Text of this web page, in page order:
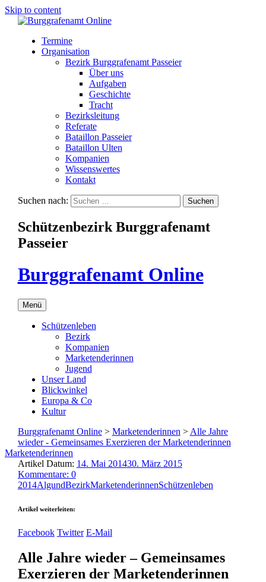
Skip to content
Termine
Organisation
Bezirk Burggrafenamt Passeier
Über uns
Aufgaben
Geschichte
Tracht
Bezirksleitung
Referate
Bataillon Passeier
Bataillon Ulten
Kompanien
Wissenswertes
Kontakt
Suchen nach:
Schützenbezirk Burggrafenamt
Passeier
Burggrafenamt Online
Menü
Schützenleben
Bezirk
Kompanien
Marketenderinnen
Jugend
Unser Land
Blickwinkel
Europa & Co
Kultur
Burggrafenamt Online> Marketenderinnen > Alle Jahre
wieder - Gemeinsames Exerzieren der Marketenderinnen
Marketenderinnen
Artikel Datum: 14. Mai 201430. März 2015
Kommentare: 0
2014AlgundBezirkMarketenderinnenSchützenleben
Artikel weiterleiten:
Facebook Twitter E-Mail
Alle Jahre wieder – Gemeinsames
Exerzieren der Marketenderinnen